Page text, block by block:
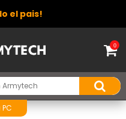
el pais!
0